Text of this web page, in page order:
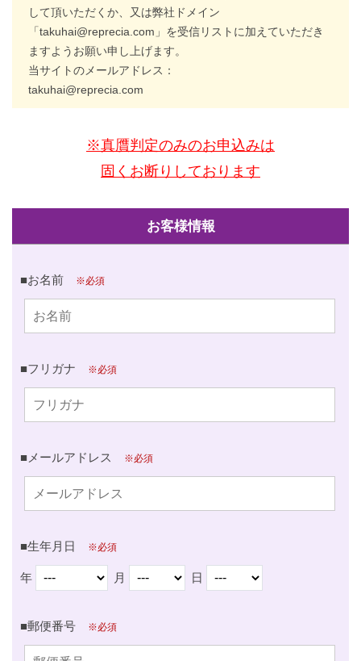
して頂いただくか、又は弊社ドメイン
「takuhai@reprecia.com」を受信リストに加えていただき
ますようお願い申し上げます。
当サイトのメールアドレス：
takuhai@reprecia.com
※真贋判定のみのお申込みは
固くお断りしております
お客様情報
■お名前 ※必須
■フリガナ ※必須
■メールアドレス ※必須
■生年月日 ※必須
年 月 日
■郵便番号 ※必須